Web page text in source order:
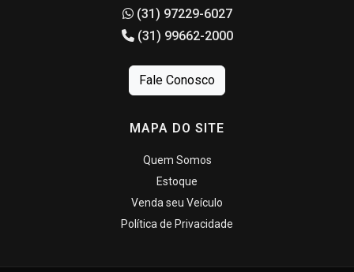
(31) 97229-6027
(31) 99662-2000
Fale Conosco
MAPA DO SITE
Quem Somos
Estoque
Venda seu Veículo
Política de Privacidade